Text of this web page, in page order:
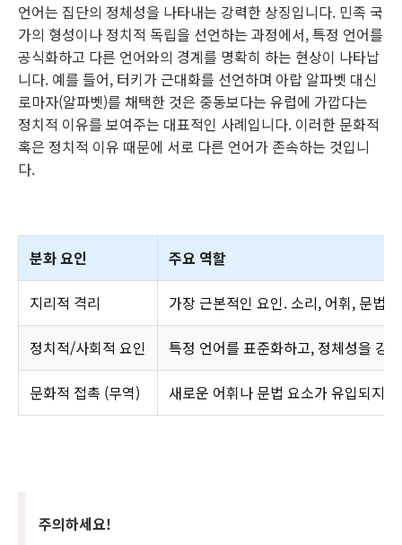
언어는 집단의 정체성을 나타내는 강력한 상징입니다. 민족 국
가의 형성이나 정치적 독립을 선언하는 과정에서, 특정 언어를
공식화하고 다른 언어와의 경계를 명확히 하는 현상이 나타납
니다. 예를 들어, 터키가 근대화를 선언하며 아랍 알파벳 대신
로마자(알파벳)를 채택한 것은 중동보다는 유럽에 가깝다는
정치적 이유를 보여주는 대표적인 사례입니다. 이러한 문화적
혹은 정치적 이유 때문에 서로 다른 언어가 존속하는 것입니
다.
분화 요인 주요 역할
지리적 격리 가장 근본적인 요인. 소리, 어휘, 문법
정치적/사회적 요인 특정 언어를 표준화하고, 정체성을 강
문화적 접촉 (무역) 새로운 어휘나 문법 요소가 유입되지
주의하세요!